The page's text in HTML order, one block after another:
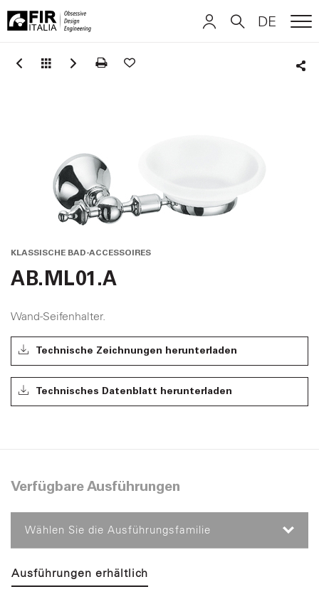
Italia
DE
KLASSISCHE BAD-ACCESSOIRES
AB.ML01.A
Wand-Seifenhalter.
Technische Zeichnungen herunterladen
Technisches Datenblatt herunterladen
Verfügbare Ausführungen
Wählen Sie die Ausführungsfamilie
Ausführungen erhältlich